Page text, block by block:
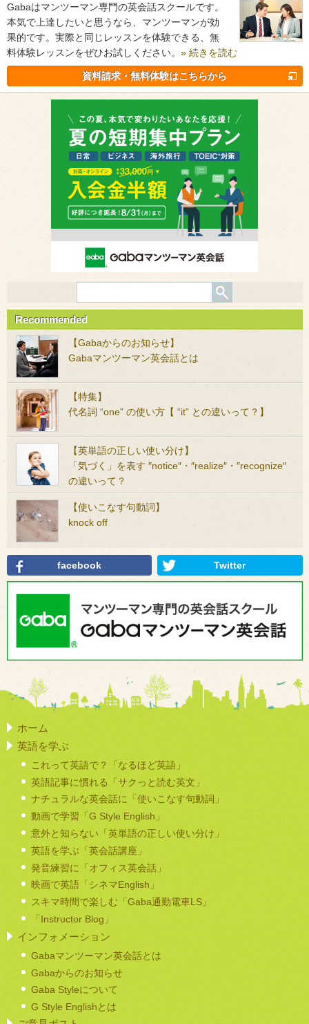
Gabaはマンツーマン専門の英会話スクールです。
本気で上達したいと思うなら、マンツーマンが効
果的です。実際と同じレッスンを体験できる、無
料体験レッスンをぜひお試しください。 » 続きを読む
資料請求・無料体験はこちらから
Recommended
【Gabaからのお知らせ】
Gabaマンツーマン英会話とは
【特集】
代名詞 “one” の使い方【 “it” との違いって？】
【英単語の正しい使い分け】
「気づく」を表す ″notice″・″realize″・″recognize″
の違いって？
【使いこなす句動詞】
knock off
facebook Twitter
ホーム
英語を学ぶ
これって英語で？「なるほど英語」
英語記事に慣れる「サクっと読む英文」
ナチュラルな英会話に「使いこなす句動詞」
動画で学習「G Style English」
意外と知らない「英単語の正しい使い分け」
英語を学ぶ「英会話講座」
発音練習に「オフィス英会話」
映画で英語「シネマEnglish」
スキマ時間で楽しむ「Gaba通勤電車LS」
「Instructor Blog」
インフォメーション
Gabaマンツーマン英会話とは
Gabaからのお知らせ
Gaba Styleについて
G Style Englishとは